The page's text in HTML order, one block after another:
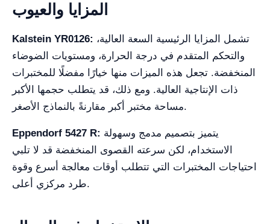
المزايا والعيوب
Kalstein YR0126:
والتحكم المتقدم في درجة الحرارة، ومستويات الضوضاء
المنخفضة. تجعل هذه الميزات منها خيارًا مفضلًا للمختبرات
ذات الإنتاجية العالية. ومع ذلك، قد يتطلب حجمها الأكبر
مساحة مختبر أكبر مقارنةً بالنماذج الأصغر.
Eppendorf 5427 R:
الاستخدام، لكن سرعته القصوى المنخفضة قد لا تلبي
احتياجات المختبرات التي تتطلب أوقات معالجة أسرع وقوة
طرد مركزي أعلى.